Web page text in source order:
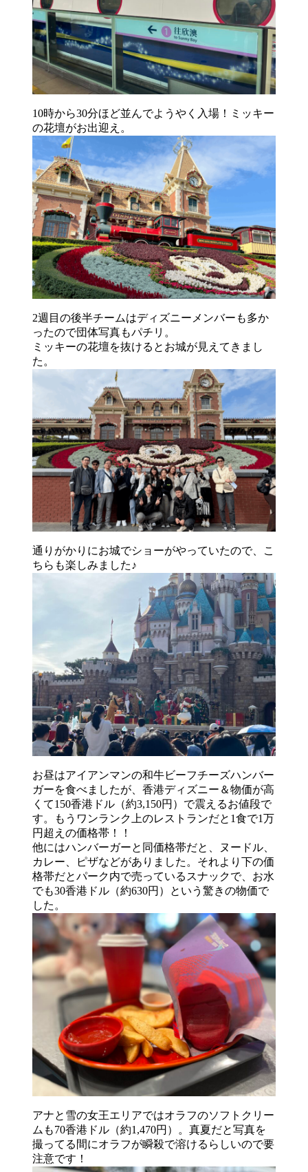
10時から30分ほど並んでようやく入場！ミッキー
の花壇がお出迎え。
2週目の後半チームはディズニーメンバーも多か
ったので団体写真もパチリ。
ミッキーの花壇を抜けるとお城が見えてきまし
た。
通りがかりにお城でショーがやっていたので、こ
ちらも楽しみました♪
お昼はアイアンマンの和牛ビーフチーズハンバー
ガーを食べましたが、香港ディズニー＆物価が高
くて150香港ドル（約3,150円）で震えるお値段で
す。もうワンランク上のレストランだと1食で1万
円超えの価格帯！！
他にはハンバーガーと同価格帯だと、ヌードル、
カレー、ピザなどがありました。それより下の価
格帯だとパーク内で売っているスナックで、お水
でも30香港ドル（約630円）という驚きの物価で
した。
アナと雪の女王エリアではオラフのソフトクリー
ムも70香港ドル（約1,470円）。真夏だと写真を
撮ってる間にオラフが瞬殺で溶けるらしいので要
注意です！